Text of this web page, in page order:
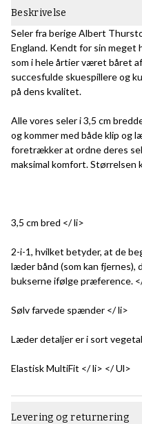
Beskrivelse
Seler fra berige Albert
England. Kendt for sin meget
som i hele årtier været båret
succesfulde skuespillere og
på dens kvalitet.
Alle vores seler i 3,5 cm
og kommer med både klip og
foretrækker at ordne deres
maksimal komfort. Størrelsen
3,5 cm bred </ li>
2-i-1, hvilket betyder, at de
læder bånd (som kan fjernes),
bukserne ifølge præference.
Sølv farvede spænder </ li>
Læder detaljer er i sort
Elastisk MultiFit </ li> </ Ul>
Levering og returnering